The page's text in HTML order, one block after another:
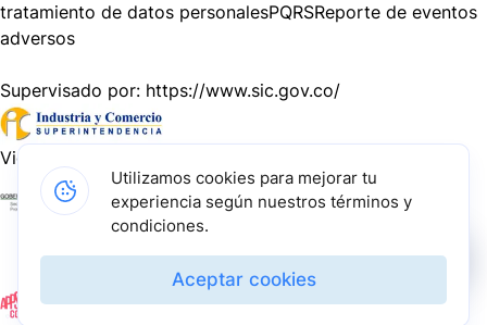
tratamiento de datos personalesPQRSReporte de eventos
adversos
Supervisado por: https://www.sic.gov.co/
Vigilado por:
Gracias a nuestros impulsadores, podemos presentarte la
solución tecnológica más avanzada para resolver los
desafíos farmacéuticos de la actualidad.
Utilizamos cookies para mejorar tu
experiencia según nuestros términos y
condiciones.
Aceptar cookies